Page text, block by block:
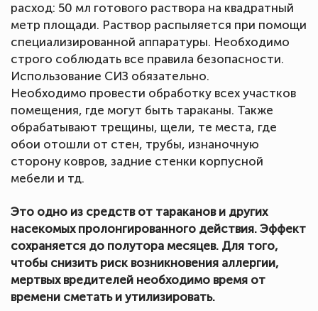
расход: 50 мл готового раствора на квадратный
метр площади. Раствор распыляется при помощи
специализированной аппаратуры. Необходимо
строго соблюдать все правила безопасности.
Использование СИЗ обязательно.
Необходимо провести обработку всех участков
помещения, где могут быть тараканы. Также
обрабатывают трещины, щели, те места, где
обои отошли от стен, трубы, изнаночную
сторону ковров, задние стенки корпусной
мебели и тд.
Это одно из средств от тараканов и других
насекомых пролонгированного действия. Эффект
сохраняется до полутора месяцев. Для того,
чтобы снизить риск возникновения аллергии,
мертвых вредителей необходимо время от
времени сметать и утилизировать.